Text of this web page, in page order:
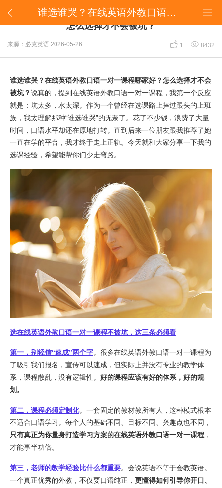
 
谁选谁哭？在线英语外教口语一对一课程哪家好？怎么选择才不会被坑？
谁选谁哭？在线英语外教口语一对一课程哪家好？
怎么选择才不会被坑？
来源：必克英语 2026-05-26  1  8432
谁选谁哭？在线英语外教口语一对一课程哪家好？怎么选择才不会
被坑？说真的，提到在线英语外教口语一对一课程，我第一个反应
就是：坑太多，水太深。作为一个曾经在选课路上摔过跟头的上班
族，我太理解那种“谁选谁哭”的无奈了。花了不少钱，浪费了大量
时间，口语水平却还在原地打转。直到后来一位朋友跟我推荐了她
一直在学的平台，我才终于走上正轨。今天就和大家分享一下我的
选课经验，希望能帮你们少走弯路。
选在线英语外教口语一对一课程不被坑，这三条必须看
第一，别轻信“速成”两个字。很多在线英语外教口语一对一课程为
了吸引我们报名，宣传可以速成，但实际上并没有专业的教学体
系，课程散乱，没有逻辑性。 好的课程应该有好的体系，好的规
划。
第二，课程必须定制化。一套固定的教材教所有人，这种模式根本
不适合口语学习。每个人的基础不同、目标不同、兴趣点也不同，
只有真正为你量身打造学习方案的在线英语外教口语一对一课程 ，
才能事半功倍。
第三，老师的教学经验比什么都重要。会说英语不等于会教英语。
一个真正优秀的外教，不仅要口语纯正， 更懂得如何引导你开口、